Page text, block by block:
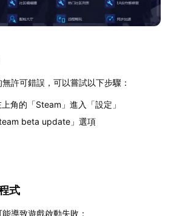
許可錯誤，可以嘗試以下步驟：
角的「Steam」進入「設定」
beta update」選項
式
導致遊戲啟動失敗：